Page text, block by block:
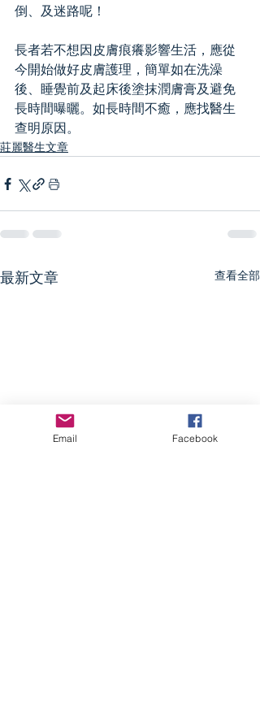
倒、及迷路呢！
長者若不想因皮膚痕癢影響生活，應從
今開始做好皮膚護理，簡單如在洗澡
後、睡覺前及起床後塗抹潤膚膏及避免
長時間曝曬。如長時間不癒，應找醫生
查明原因。
莊麗醫生文章
最新文章 查看全部
Email Facebook